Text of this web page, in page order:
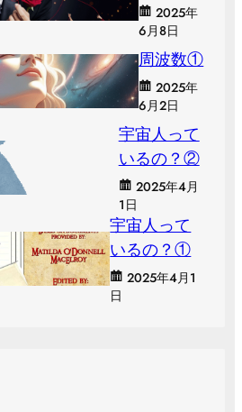
2025年
6月8日
周波数①
2025年
6月2日
宇宙人って
いるの？②
2025年4月
1日
宇宙人って
いるの？①
2025年4月1
日